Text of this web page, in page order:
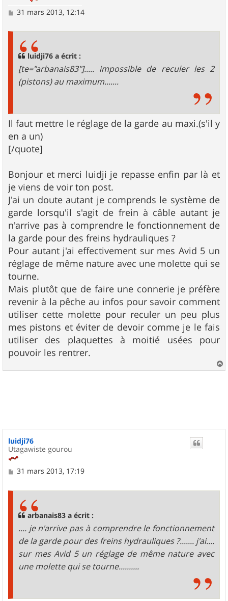
M
31 mars 2013, 12:14
luidji76 a écrit :
[te="arbanais83"]..... impossible de reculer les 2
(pistons) au maximum.......
Il faut mettre le réglage de la garde au maxi.(s'il y
en a un)
[/quote]
Bonjour et merci luidji je repasse enfin par là et
je viens de voir ton post.
J'ai un doute autant je comprends le système de
garde lorsqu'il s'agit de frein à câble autant je
n'arrive pas à comprendre le fonctionnement de
la garde pour des freins hydrauliques ?
Pour autant j'ai effectivement sur mes Avid 5 un
réglage de même nature avec une molette qui se
tourne.
Mais plutôt que de faire une connerie je préfère
revenir à la pêche au infos pour savoir comment
utiliser cette molette pour reculer un peu plus
mes pistons et éviter de devoir comme je le fais
utiliser des plaquettes à moitié usées pour
pouvoir les rentrer.
a
luidji76
Utagawiste gourou
M
31 mars 2013, 17:19
arbanais83 a écrit :
.... je n'arrive pas à comprendre le fonctionnement
de la garde pour des freins hydrauliques ?....... j'ai....
sur mes Avid 5 un réglage de même nature avec
une molette qui se tourne..........